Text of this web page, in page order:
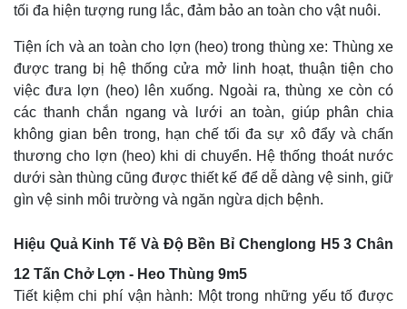
tối đa hiện tượng rung lắc, đảm bảo an toàn cho vật nuôi.
Tiện ích và an toàn cho lợn (heo) trong thùng xe: Thùng xe
được trang bị hệ thống cửa mở linh hoạt, thuận tiện cho
việc đưa lợn (heo) lên xuống. Ngoài ra, thùng xe còn có
các thanh chắn ngang và lưới an toàn, giúp phân chia
không gian bên trong, hạn chế tối đa sự xô đẩy và chấn
thương cho lợn (heo) khi di chuyển. Hệ thống thoát nước
dưới sàn thùng cũng được thiết kế để dễ dàng vệ sinh, giữ
gìn vệ sinh môi trường và ngăn ngừa dịch bệnh.
Hiệu Quả Kinh Tế Và Độ Bền Bỉ Chenglong H5 3 Chân
12 Tấn Chở Lợn - Heo Thùng 9m5
Tiết kiệm chi phí vận hành: Một trong những yếu tố được